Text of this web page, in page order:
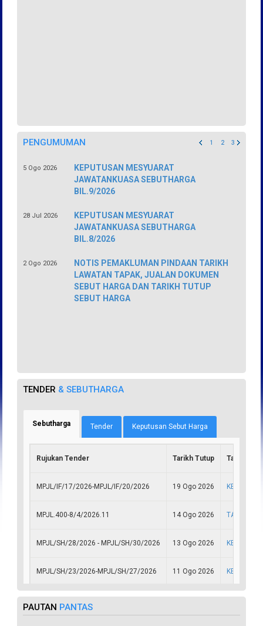
PENGUMUMAN 1 2 3
5 Ogo 2026
KEPUTUSAN MESYUARAT
JAWATANKUASA SEBUTHARGA
BIL.9/2026
28 Jul 2026
KEPUTUSAN MESYUARAT
JAWATANKUASA SEBUTHARGA
BIL.8/2026
2 Ogo 2026
NOTIS PEMAKLUMAN PINDAAN TARIKH
LAWATAN TAPAK, JUALAN DOKUMEN
SEBUT HARGA DAN TARIKH TUTUP
SEBUT HARGA
TENDER & SEBUTHARGA
Sebutharga (tab aktif)Tender Keputusan Sebut Harga
Rujukan Tender Tarikh Tutup Tajuk
MPJL/IF/17/2026-MPJL/IF/20/2026 19 Ogo 2026 KERJA-
MPJL.400-8/4/2026.11 14 Ogo 2026 TAWARAN
MPJL/SH/28/2026 - MPJL/SH/30/2026 13 Ogo 2026 KERJA-
MPJL/SH/23/2026-MPJL/SH/27/2026 11 Ogo 2026 KERJA-
PAUTAN PANTAS